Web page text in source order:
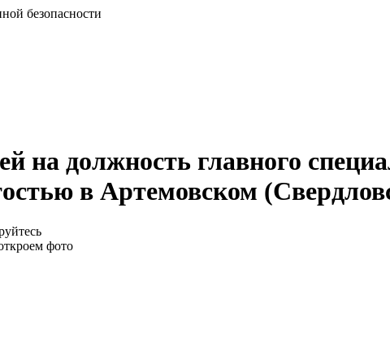
безопасности
на должность главного
в Артемовском
фото